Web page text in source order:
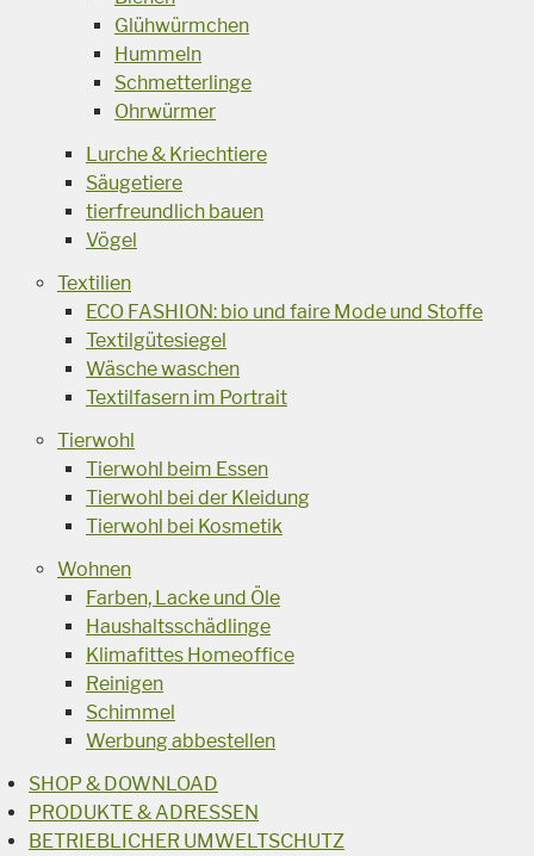
Glühwürmchen
Hummeln
Schmetterlinge
Ohrwürmer
Lurche & Kriechtiere
Säugetiere
tierfreundlich bauen
Vögel
Textilien
ECO FASHION: bio und faire Mode und Stoffe
Textilgütesiegel
Wäsche waschen
Textilfasern im Portrait
Tierwohl
Tierwohl beim Essen
Tierwohl bei der Kleidung
Tierwohl bei Kosmetik
Wohnen
Farben, Lacke und Öle
Haushaltsschädlinge
Klimafittes Homeoffice
Reinigen
Schimmel
Werbung abbestellen
SHOP & DOWNLOAD
PRODUKTE & ADRESSEN
BETRIEBLICHER UMWELTSCHUTZ